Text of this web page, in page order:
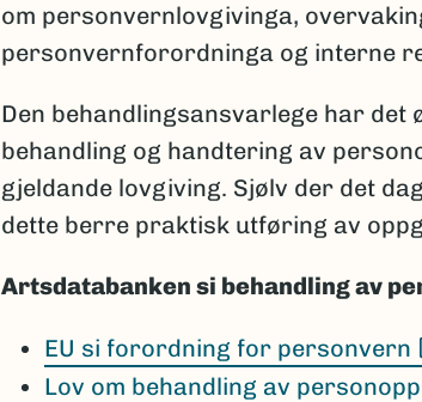
om personvernlovgivinga,
personvernforordninga og interne
Den behandlingsansvarlege har
behandling og handtering av
gjeldande lovgiving. Sjølv der det
dette berre praktisk utføring av
Artsdatabanken si behandling av
EU si forordning for personvern
Lov om behandling av